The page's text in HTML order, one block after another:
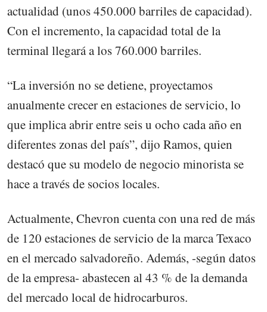
actualidad (unos 450.000 barriles de capacidad).
Con el incremento, la capacidad total de la
terminal llegará a los 760.000 barriles.
“La inversión no se detiene, proyectamos
anualmente crecer en estaciones de servicio, lo
que implica abrir entre seis u ocho cada año en
diferentes zonas del país”, dijo Ramos, quien
destacó que su modelo de negocio minorista se
hace a través de socios locales.
Actualmente, Chevron cuenta con una red de más
de 120 estaciones de servicio de la marca Texaco
en el mercado salvadoreño. Además, -según datos
de la empresa- abastecen al 43 % de la demanda
del mercado local de hidrocarburos.